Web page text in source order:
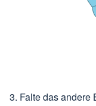
3. Falte das andere